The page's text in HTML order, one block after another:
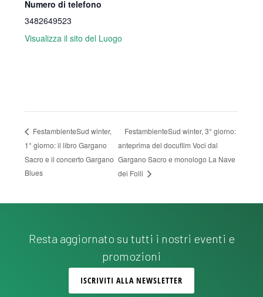
Numero di telefono
3482649523
Visualizza il sito del Luogo
FestambienteSud winter,
1° giorno: il libro Gargano
Sacro e il concerto Gargano
Blues
FestambienteSud winter, 3° giorno:
anteprima del docufilm Voci dal
Gargano Sacro e monologo La Nave
dei Folli
Resta aggiornato su tutti i nostri eventi e
promozioni
ISCRIVITI ALLA NEWSLETTER